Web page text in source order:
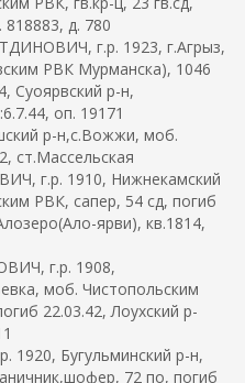
д. 780
г.р. 1923, г.Агрыз,
РВК Мурманска), 1046
Суоярвский р-н,
оп. 19171
р-н,с.Вожжи, моб.
ст.Массельская
г.р. 1910, Нижнекамский
РВК, сапер, 54 сд, погиб
ярви), кв.1814,
г.р. 1908,
моб. Чистопольским
22.03.42, Лоухский р-
Бугульминский р-н,
72 по, погиб